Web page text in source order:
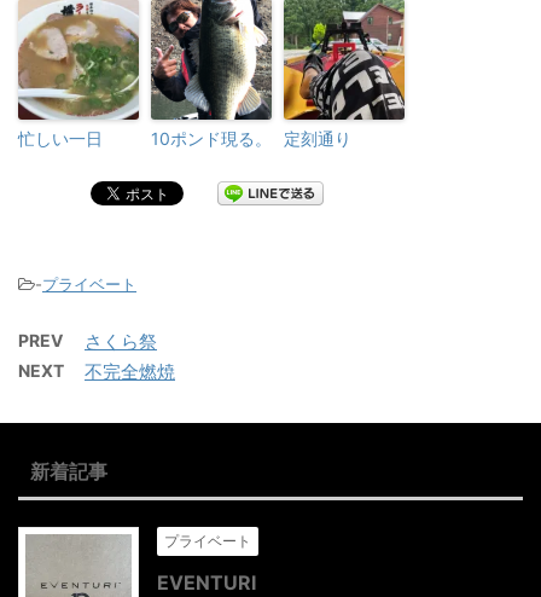
忙しい一日 10ポンド現る。 定刻通り
-プライベート
PREV さくら祭
NEXT 不完全燃焼
新着記事
プライベート
EVENTURI